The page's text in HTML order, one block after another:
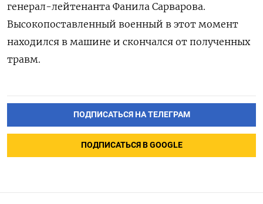
генерал-лейтенанта Фанила Сарварова.
Высокопоставленный военный в этот момент
находился в машине и скончался от полученных
травм.
ПОДПИСАТЬСЯ НА ТЕЛЕГРАМ
ПОДПИСАТЬСЯ В GOOGLE